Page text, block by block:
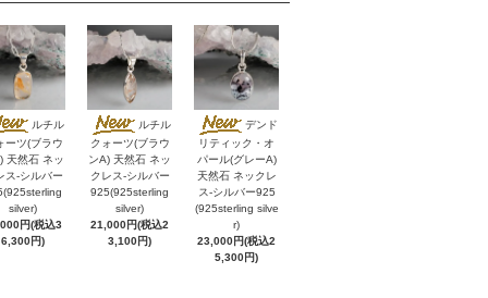
ルチル
ーツ(ブラウ
天然石 ネッ
ス-シルバー
silver)
円(税込3
6,300円)
ルチル
クォーツ(ブラウ
ンA) 天然石 ネッ
クレス-シルバー
925(925sterling
silver)
21,000円(税込2
3,100円)
デンド
リティック・オ
パール(グレーA)
天然石 ネックレ
ス-シルバー925
(925sterling silve
r)
23,000円(税込2
5,300円)